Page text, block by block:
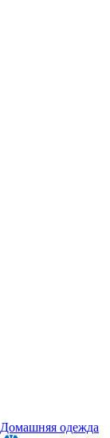
Домашняя одежда